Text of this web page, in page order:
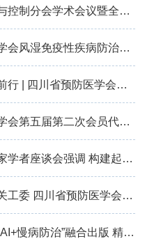
妇科肿瘤预防与控制分会学术会议暨全国第十四届妇科恶性肿瘤化学治疗及多学科综合治疗进展大会成功召开
四川省预防医学会风湿免疫性疾病防治分会第一届委员会选举成立会议暨2026年学术交流会在南充顺利召开
踔厉奋发勇毅前行 | 四川省预防医学会第五次会员代表大会暨第五届理事会换届选举会议成功召开
四川省预防医学会第五届第二次会员代表大会暨第三次理事会议成功召开
习近平主持专家学者座谈会强调 构建起强大的公共卫生体系 为维护人民健康提供有力保障
四川省卫健委关工委 四川省预防医学会为彭州市儿童青少年心理健康关爱中心授牌并参加座谈
三方携手打造“AI+慢病防治”融合出版 精品丛书，助力基层防治能力提升 ——《人工智能+慢性病基层综合防治系列丛书》项目正式启动